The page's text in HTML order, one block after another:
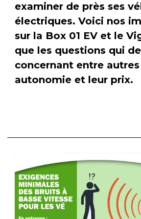
examiner de près ses
électriques. Voici nos
sur la Box 01 EV et le
que les questions qui
concernant entre
autonomie et leur prix.